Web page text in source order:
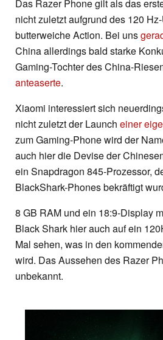
Das Razer Phone gilt als das
nicht zuletzt aufgrund des 120
butterweiche Action. Bei uns
China allerdings bald starke
Gaming-Tochter des China-
anteaserte.
Xiaomi interessiert sich
nicht zuletzt der Launch einer
zum Gaming-Phone wird der
auch hier die Devise der
ein Snapdragon 845-Prozessor,
BlackShark-Phones bekräftigt
8 GB RAM und ein 18:9-Display
Black Shark hier auch auf ein
Mal sehen, was in den
wird. Das Aussehen des Razer
unbekannt.